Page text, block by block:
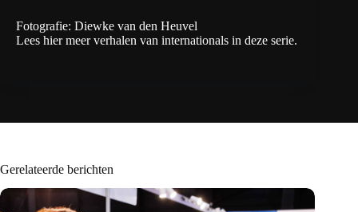
Fotografie: Diewke van den Heuvel
Lees hiermeer verhalen van internationals in deze serie.
Gerelateerde berichten